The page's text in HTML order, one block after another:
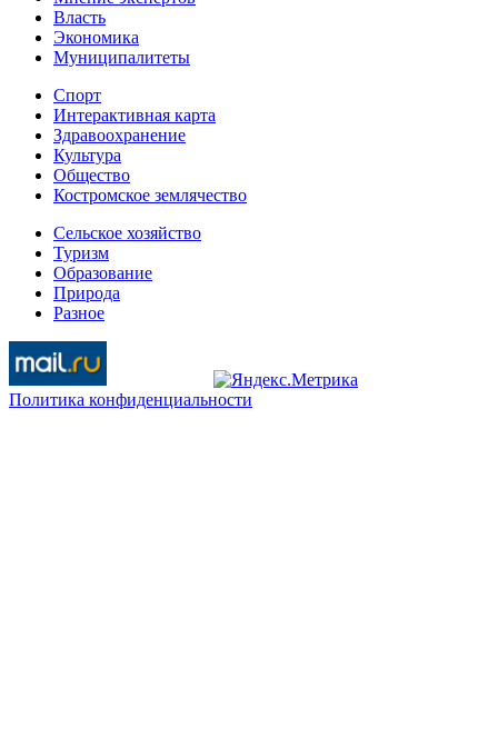
Власть
Экономика
Муниципалитеты
Спорт
Интерактивная карта
Здравоохранение
Культура
Общество
Костромское землячество
Сельское хозяйство
Туризм
Образование
Природа
Разное
Политика конфиденциальности